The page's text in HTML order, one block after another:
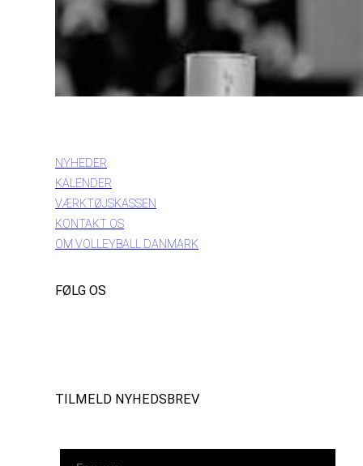
NYHEDER
KALENDER
VÆRKTØJSKASSEN
KONTAKT OS
OM VOLLEYBALL DANMARK
FØLG OS
TILMELD NYHEDSBREV